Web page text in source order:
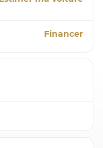
Financer